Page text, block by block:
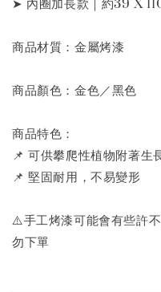
➤ 內圈加長款｜約39 X
商品材質：金屬烤漆
商品顏色：金色／黑色
商品特色：
📌 可供攀爬性植物附著生
📌 堅固耐用，不易變形
⚠️手工烤漆可能會有些許
勿下單